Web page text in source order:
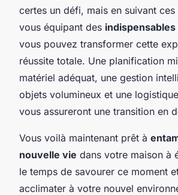
certes un défi, mais en suivant
vous équipant des
vous pouvez transformer cette
réussite totale. Une planification
matériel adéquat, une gestion
objets volumineux et une
vous assureront une transition en
Vous voilà maintenant prêt à
nouvelle vie dans votre maison à
le temps de savourer ce moment
acclimater à votre nouvel